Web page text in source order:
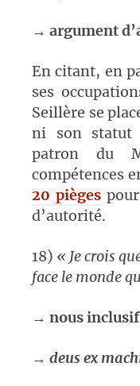
→ argument
En citant, en
ses
Seillère se
ni son statut
patron du
compétences
20 piègespour
d’autorité.
18) « Je crois
face le monde
→ nous inclusif
→ deus ex